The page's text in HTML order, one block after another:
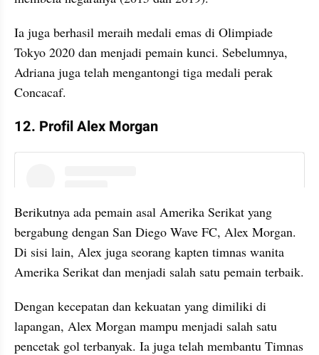
Ia juga berhasil meraih medali emas di Olimpiade
Tokyo 2020 dan menjadi pemain kunci. Sebelumnya,
Adriana juga telah mengantongi tiga medali perak
Concacaf.
12. Profil Alex Morgan
Berikutnya ada pemain asal Amerika Serikat yang
bergabung dengan San Diego Wave FC, Alex Morgan.
Di sisi lain, Alex juga seorang kapten timnas wanita
Amerika Serikat dan menjadi salah satu pemain terbaik.
Dengan kecepatan dan kekuatan yang dimiliki di
lapangan, Alex Morgan mampu menjadi salah satu
pencetak gol terbanyak. Ia juga telah membantu Timnas